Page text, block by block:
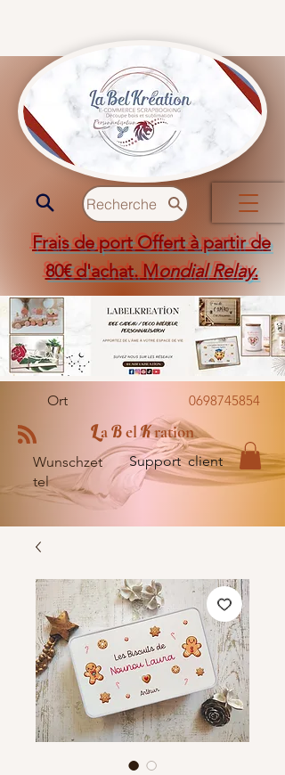
Recherche
Frais de port Offert à partir de
80€ d'achat. Mondial Relay.
Ort 0698745854
LaBelKration
Wunschzet
tel
Support client